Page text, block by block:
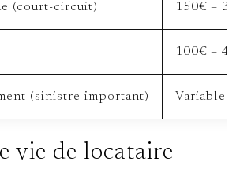
(court-circuit) 150€ –
100€ –
(sinistre important) Variable
vie de locataire